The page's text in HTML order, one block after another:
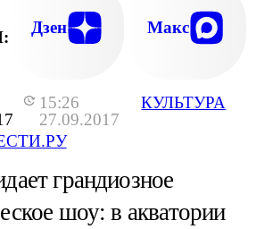
15:26
27.09.2017
КУЛЬТУРА
Дзен Макс
грандиозное
шоу: в акватории